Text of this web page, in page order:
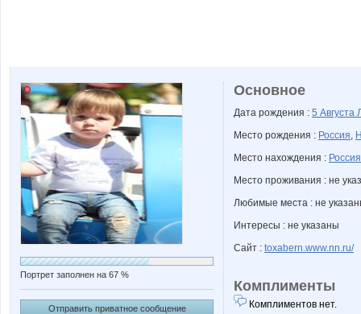
Портрет заполнен на 67 %
Отправить приватное сообщение
Основное
Дата рождения : 5 Августа
Место рождения : Россия,
Место нахождения : Россия
Место проживания : не
Любимые места : не
Интересы : не указаны
Сайт : toxabern.www.nn.ru/
Комплименты
Комплиментов нет.